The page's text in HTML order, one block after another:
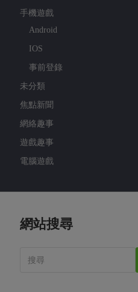
手機遊戲
Android
IOS
事前登錄
未分類
焦點新聞
網絡趣事
遊戲趣事
電腦遊戲
網站搜尋